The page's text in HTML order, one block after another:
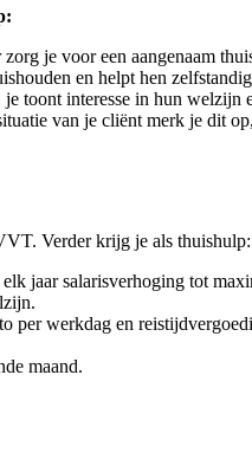
je voor een aangenaam
en helpt hen
toont interesse in hun welzijn
van je cliënt merk je dit
Verder krijg je als thuishulp:
jaar salarisverhoging tot
per werkdag en
maand.